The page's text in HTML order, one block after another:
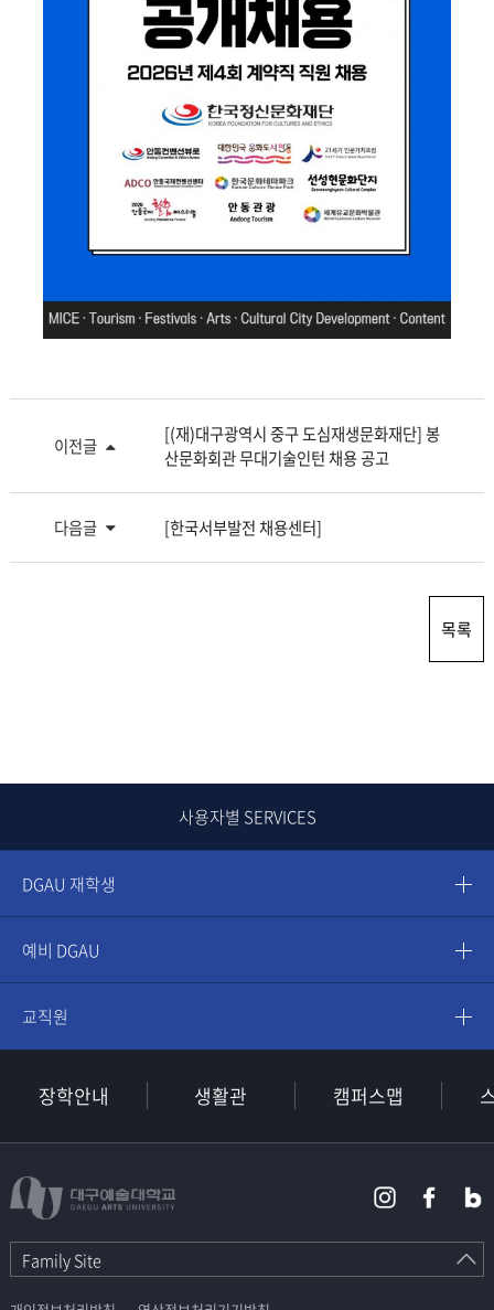
이전글
[(재)대구광역시 중구 도심재생문화재단] 봉
산문화회관 무대기술인턴 채용 공고
다음글 [한국서부발전 채용센터]
목록
사용자별 SERVICES
DGAU 재학생
예비 DGAU
교직원
장학안내 생활관 캠퍼스맵
Family Site